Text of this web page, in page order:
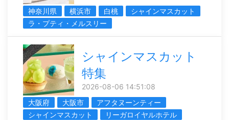
神奈川県
横浜市 白桃
シャインマスカット
ラ・プティ・メルスリー
シャインマスカット
特集
2026-08-06 14:51:08
大阪府
大阪市
アフタヌーンティー
シャインマスカット
リーガロイヤルホテル